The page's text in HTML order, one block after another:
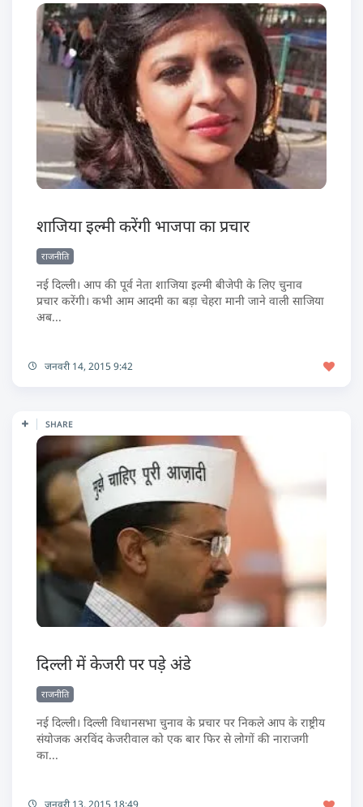
शाजिया इल्मी करेंगी भाजपा का प्रचार
राजनीति
नई दिल्ली। आप की पूर्व नेता शाजिया इल्मी बीजेपी के लिए चुनाव
प्रचार करेंगी। कभी आम आदमी का बड़ा चेहरा मानी जाने वाली साजिया
अब...
जनवरी 14, 2015 9:42
SHARE
दिल्ली में केजरी पर पड़े अंडे
राजनीति
नई दिल्ली। दिल्ली विधानसभा चुनाव के प्रचार पर निकले आप के राष्ट्रीय
संयोजक अरविंद केजरीवाल को एक बार फिर से लोगों की नाराजगी
का...